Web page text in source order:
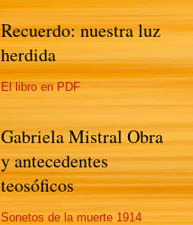
Recuerdo: nuestra luz
herdida
El libro en PDF
Gabriela Mistral Obra
y antecedentes
teosóficos
Sonetos de la muerte 1914